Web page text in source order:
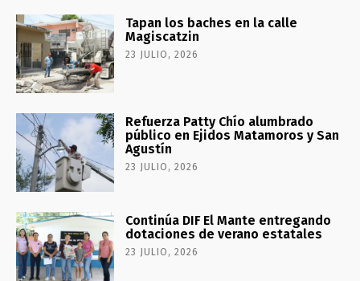
Tapan los baches en la calle
Magiscatzin
23 JULIO, 2026
Refuerza Patty Chío alumbrado
público en Ejidos Matamoros y San
Agustín
23 JULIO, 2026
Continúa DIF El Mante entregando
dotaciones de verano estatales
23 JULIO, 2026